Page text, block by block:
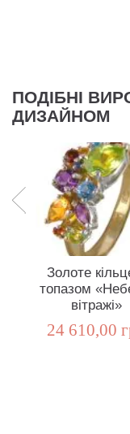
ПОДІБНІ
ДИЗАЙНОМ
Золоте
топазом
вітражі»
24 610,00